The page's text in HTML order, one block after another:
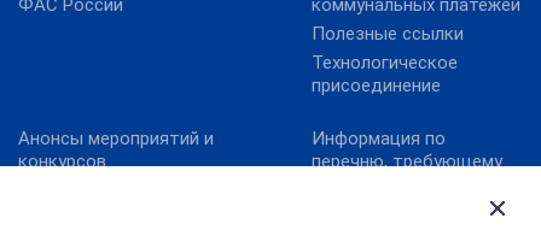
ФАС России
коммунальных платежей
Полезные ссылки
Технологическое
присоединение
Анонсы мероприятий и
конкурсов
Информация по
перечню, требующему